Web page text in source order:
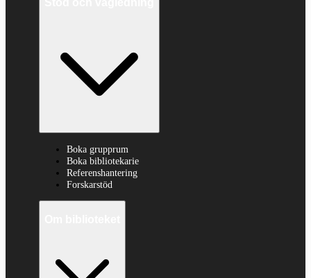
Boka grupprum
Boka bibliotekarie
Referenshantering
Forskarstöd